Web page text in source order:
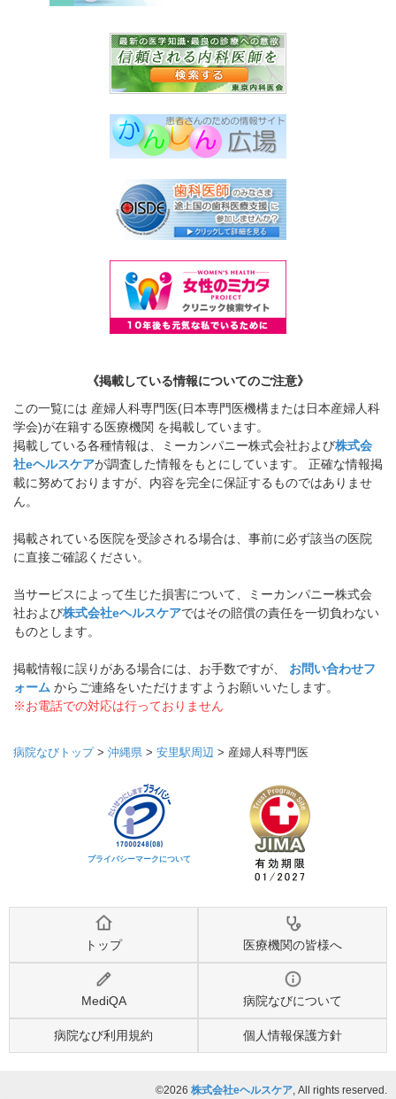
《掲載している情報についてのご注意》
この一覧には 産婦人科専門医(日本専門医機構または日本産婦人科
学会)が在籍する医療機関 を掲載しています。
掲載している各種情報は、ミーカンパニー株式会社および株式会
社eヘルスケアが調査した情報をもとにしています。 正確な情報掲
載に努めておりますが、内容を完全に保証するものではありませ
ん。
掲載されている医院を受診される場合は、事前に必ず該当の医院
に直接ご確認ください。
当サービスによって生じた損害について、ミーカンパニー株式会
社および株式会社eヘルスケアではその賠償の責任を一切負わない
ものとします。
掲載情報に誤りがある場合には、お手数ですが、 お問い合わせフ
ォーム からご連絡をいただけますようお願いいたします。
※お電話での対応は行っておりません
病院なびトップ> 沖縄県 > 安里駅周辺 > 産婦人科専門医
プライバシーマークについて
トップ 医療機関の皆様へ
MediQA 病院なびについて
病院なび利用規約 個人情報保護方針
©2026 株式会社eヘルスケア, All rights reserved.